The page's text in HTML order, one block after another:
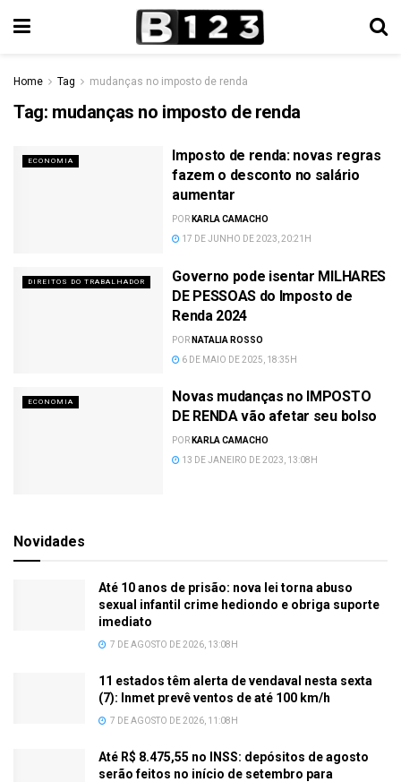
Home Tag mudanças no imposto de renda
Tag: mudanças no imposto de renda
ECONOMIA
Imposto de renda: novas regras
fazem o desconto no salário
aumentar
POR KARLA CAMACHO
17 DE JUNHO DE 2023, 20:21H
DIREITOS DO TRABALHADOR
Governo pode isentar MILHARES
DE PESSOAS do Imposto de
Renda 2024
POR NATALIA ROSSO
6 DE MAIO DE 2025, 18:35H
ECONOMIA
Novas mudanças no IMPOSTO
DE RENDA vão afetar seu bolso
POR KARLA CAMACHO
13 DE JANEIRO DE 2023, 13:08H
Novidades
Até 10 anos de prisão: nova lei torna abuso
sexual infantil crime hediondo e obriga suporte
imediato
7 DE AGOSTO DE 2026, 13:08H
11 estados têm alerta de vendaval nesta sexta
(7): Inmet prevê ventos de até 100 km/h
7 DE AGOSTO DE 2026, 11:08H
Até R$ 8.475,55 no INSS: depósitos de agosto
serão feitos no início de setembro para